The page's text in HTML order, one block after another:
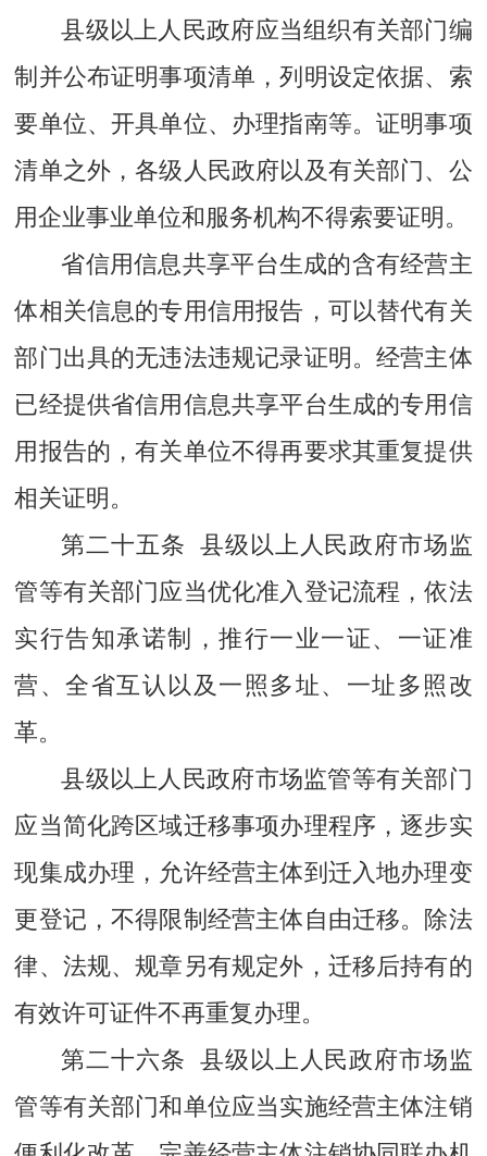
县级以上人民政府应当组织有关部门编
制并公布证明事项清单，列明设定依据、索
要单位、开具单位、办理指南等。证明事项
清单之外，各级人民政府以及有关部门、公
用企业事业单位和服务机构不得索要证明。
省信用信息共享平台生成的含有经营主
体相关信息的专用信用报告，可以替代有关
部门出具的无违法违规记录证明。经营主体
已经提供省信用信息共享平台生成的专用信
用报告的，有关单位不得再要求其重复提供
相关证明。
第二十五条 县级以上人民政府市场监
管等有关部门应当优化准入登记流程，依法
实行告知承诺制，推行一业一证、一证准
营、全省互认以及一照多址、一址多照改
革。
县级以上人民政府市场监管等有关部门
应当简化跨区域迁移事项办理程序，逐步实
现集成办理，允许经营主体到迁入地办理变
更登记，不得限制经营主体自由迁移。除法
律、法规、规章另有规定外，迁移后持有的
有效许可证件不再重复办理。
第二十六条 县级以上人民政府市场监
管等有关部门和单位应当实施经营主体注销